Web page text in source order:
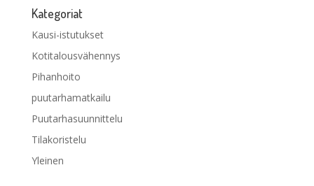
Kategoriat
Kausi-istutukset
Kotitalousvähennys
Pihanhoito
puutarhamatkailu
Puutarhasuunnittelu
Tilakoristelu
Yleinen